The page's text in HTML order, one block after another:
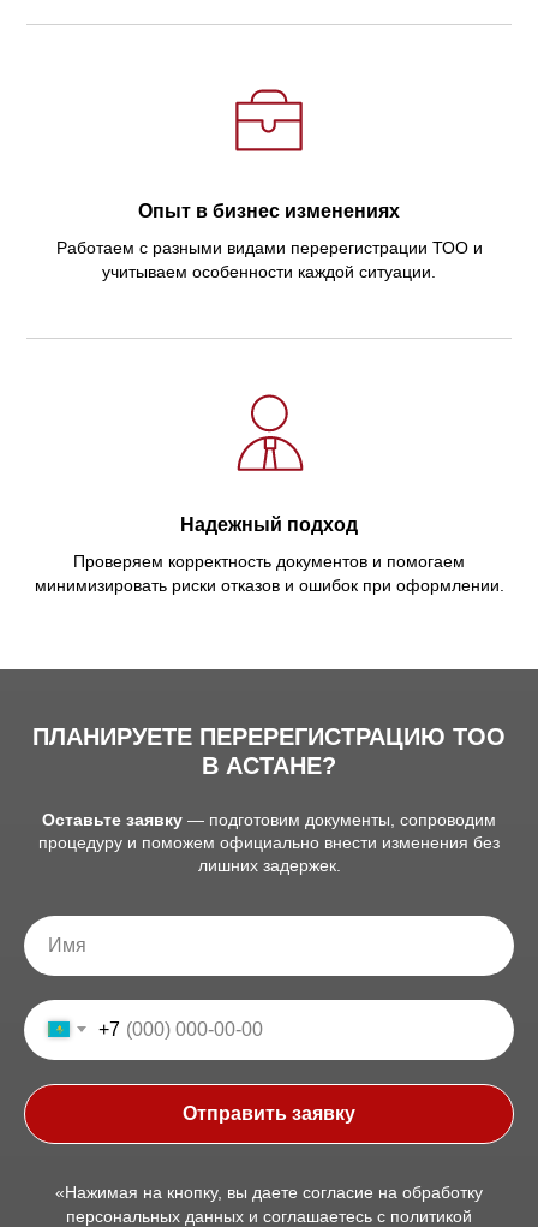
Опыт в бизнес изменениях
Работаем с разными видами перерегистрации ТОО и
учитываем особенности каждой ситуации.
Надежный подход
Проверяем корректность документов и помогаем
минимизировать риски отказов и ошибок при оформлении.
ПЛАНИРУЕТЕ ПЕРЕРЕГИСТРАЦИЮ ТОО
В АСТАНЕ?
Оставьте заявку — подготовим документы, сопроводим
процедуру и поможем официально внести изменения без
лишних задержек.
+7
Отправить заявку
«Нажимая на кнопку, вы даете согласие на обработку
персональных данных и соглашаетесь c политикой